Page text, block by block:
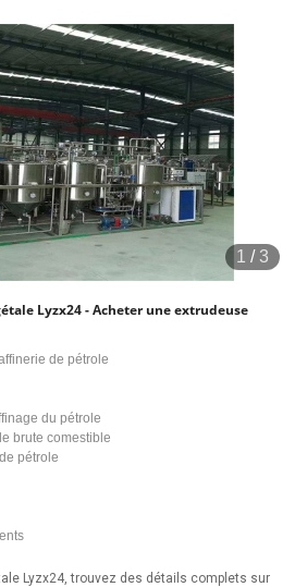
1 /3
Lyzx24 - Acheter une extrudeuse
de pétrole
du pétrole
brute comestible
pétrole
Lyzx24, trouvez des détails complets sur